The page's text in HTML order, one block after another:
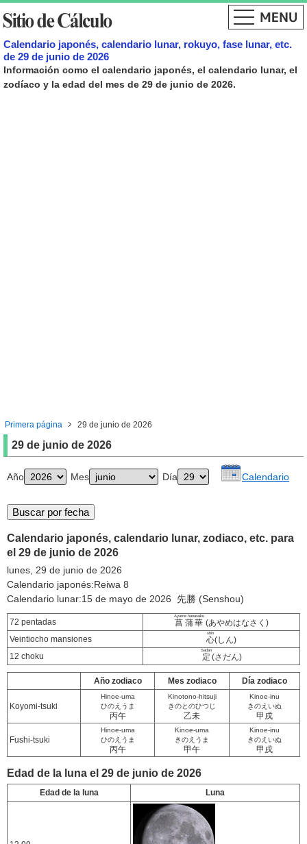
Calendario japonés, calendario lunar, rokuyo, fase lunar, etc.
de 29 de junio de 2026
Información como el calendario japonés, el calendario lunar, el
zodíaco y la edad del mes de 29 de junio de 2026.
Primera página 29 de junio de 2026
29 de junio de 2026
Año Mes Día Calendario
Calendario japonés, calendario lunar, zodiaco, etc. para
el 29 de junio de 2026
lunes, 29 de junio de 2026
Calendario japonés:Reiwa 8
Calendario lunar:15 de mayo de 2026 先勝 (Senshou)
72 pentadas 菖蒲華
Ayame hanasaku
(あやめはなさく)
Veintiocho mansiones
心
shin
(しん)
12 choku
定
Sadan
(さだん)
Año zodiaco Mes zodiaco Día zodiaco
Koyomi-tsuki
Hinoe-uma
ひのえうま
丙午
Kinotono-hitsuji
きのとのひつじ
乙未
Kinoe-inu
きのえいぬ
甲戌
Fushi-tsuki
Hinoe-uma
ひのえうま
丙午
Kinoe-uma
きのえうま
甲午
Kinoe-inu
きのえいぬ
甲戌
Edad de la luna el 29 de junio de 2026
Edad de la luna Luna